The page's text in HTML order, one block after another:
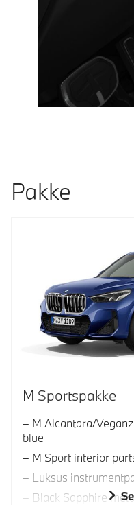
Pakke
M Sportspakke
M Alcantara/
blue
M Sport interior
Luksus
Black Sapphire